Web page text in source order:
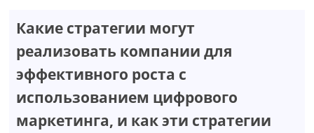
Какие стратегии могут
реализовать компании для
эффективного роста с
использованием цифрового
маркетинга, и как эти стратегии